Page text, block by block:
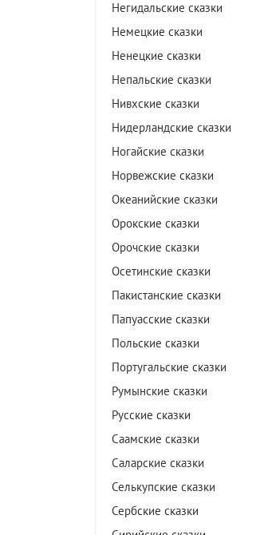
Негидальские сказки
Немецкие сказки
Ненецкие сказки
Непальские сказки
Нивхские сказки
Нидерландские сказки
Ногайские сказки
Норвежские сказки
Океанийские сказки
Орокские сказки
Орочские сказки
Осетинские сказки
Пакистанские сказки
Папуасские сказки
Польские сказки
Португальские сказки
Румынские сказки
Русские сказки
Саамские сказки
Саларские сказки
Селькупские сказки
Сербские сказки